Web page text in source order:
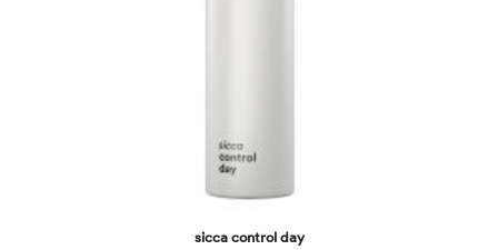
sicca control day